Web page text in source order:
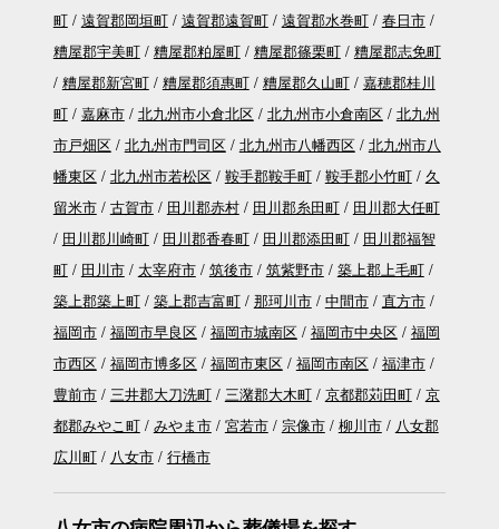
町
遠賀郡岡垣町 遠賀郡遠賀町 遠賀郡水巻町
春日市
糟屋郡宇美町
糟屋郡粕屋町 糟屋郡篠栗町
糟屋郡志免町
糟屋郡新宮町
糟屋郡須惠町 糟屋郡久山町
嘉穂郡桂川
町
嘉麻市 北九州市小倉北区 北九州市小倉南区
北九州
市戸畑区
北九州市門司区 北九州市八幡西区
北九州市八
幡東区
北九州市若松区 鞍手郡鞍手町 鞍手郡小竹町
久
留米市
古賀市 田川郡赤村 田川郡糸田町
田川郡大任町
田川郡川崎町
田川郡香春町 田川郡添田町
田川郡福智
町
田川市 太宰府市 筑後市 筑紫野市
築上郡上毛町
築上郡築上町
築上郡吉富町 那珂川市 中間市
直方市
福岡市
福岡市早良区 福岡市城南区 福岡市中央区
福岡
市西区
福岡市博多区 福岡市東区 福岡市南区
福津市
豊前市
三井郡大刀洗町 三潴郡大木町 京都郡苅田町
京
都郡みやこ町
みやま市 宮若市 宗像市 柳川市
八女郡
広川町
八女市 行橋市